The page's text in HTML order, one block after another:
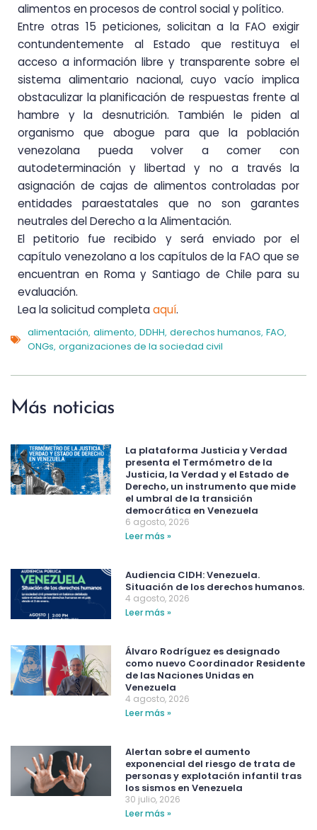
alimentos en procesos de control social y político.
Entre otras 15 peticiones, solicitan a la FAO exigir
contundentemente al Estado que restituya el
acceso a información libre y transparente sobre el
sistema alimentario nacional, cuyo vacío implica
obstaculizar la planificación de respuestas frente al
hambre y la desnutrición. También le piden al
organismo que abogue para que la población
venezolana pueda volver a comer con
autodeterminación y libertad y no a través la
asignación de cajas de alimentos controladas por
entidades paraestatales que no son garantes
neutrales del Derecho a la Alimentación.
El petitorio fue recibido y será enviado por el
capítulo venezolano a los capítulos de la FAO que se
encuentran en Roma y Santiago de Chile para su
evaluación.
Lea la solicitud completaaquí.
alimentación, alimento, DDHH, derechos humanos, FAO,
ONGs, organizaciones de la sociedad civil
Más noticias
La plataforma Justicia y Verdad
presenta el Termómetro de la
Justicia, la Verdad y el Estado de
Derecho, un instrumento que mide
el umbral de la transición
democrática en Venezuela
6 agosto, 2026
Leer más »
Audiencia CIDH: Venezuela.
Situación de los derechos humanos.
4 agosto, 2026
Leer más »
Álvaro Rodríguez es designado
como nuevo Coordinador Residente
de las Naciones Unidas en
Venezuela
4 agosto, 2026
Leer más »
Alertan sobre el aumento
exponencial del riesgo de trata de
personas y explotación infantil tras
los sismos en Venezuela
30 julio, 2026
Leer más »